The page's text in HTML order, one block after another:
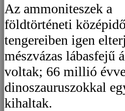
Az ammoniteszek a
földtörténeti középidő
tengereiben igen
mészvázas lábasfejű
voltak; 66 millió
dinoszauruszokkal
kihaltak.